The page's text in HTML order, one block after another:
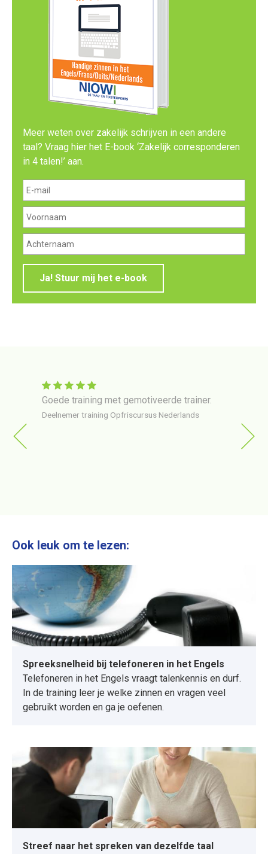
Meer weten over zakelijk schrijven in een andere
taal? Vraag hier het E-book ‘Zakelijk corresponderen
in 4 talen!’ aan.
Ja! Stuur mij het e-book
Goede training met gemotiveerde trainer.
Deelnemer training Opfriscursus Nederlands
erg
Ook leuk om te lezen:
Spreeksnelheid bij telefoneren in het Engels
Telefoneren in het Engels vraagt talenkennis en durf.
In de training leer je welke zinnen en vragen veel
gebruikt worden en ga je oefenen.
Streef naar het spreken van dezelfde taal